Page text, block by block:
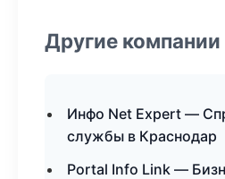
Другие компании
Инфо Net Expert —
службы в Краснодар
Portal Info Link —